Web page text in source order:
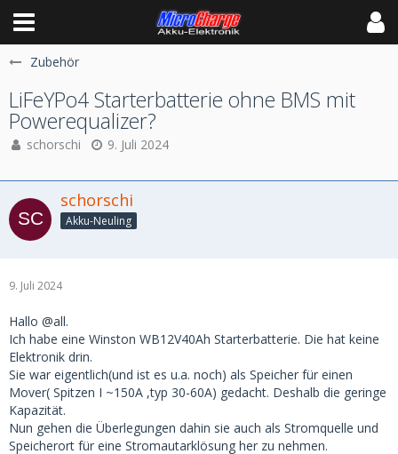
Zubehör
LiFeYPo4 Starterbatterie ohne BMS mit
Powerequalizer?
schorschi 9. Juli 2024
schorschi
Akku-Neuling
9. Juli 2024
Hallo @all.
Ich habe eine Winston WB12V40Ah Starterbatterie. Die hat keine
Elektronik drin.
Sie war eigentlich(und ist es u.a. noch) als Speicher für einen
Mover( Spitzen I ~150A ,typ 30-60A) gedacht. Deshalb die geringe
Kapazität.
Nun gehen die Überlegungen dahin sie auch als Stromquelle und
Speicherort für eine Stromautarklösung her zu nehmen.